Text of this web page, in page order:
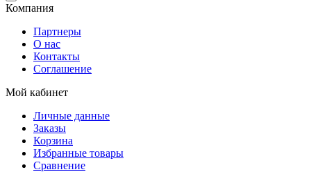
Компания
Партнеры
О нас
Контакты
Соглашение
Мой кабинет
Личные данные
Заказы
Корзина
Избранные товары
Сравнение